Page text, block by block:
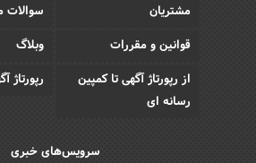
مشتریان
سوالات
قوانین و مقررات
وبلاگ
از رپورتاژ آگهی تا کمپین
رسانه ای
رپورتاژ
سرویس‌های خبری